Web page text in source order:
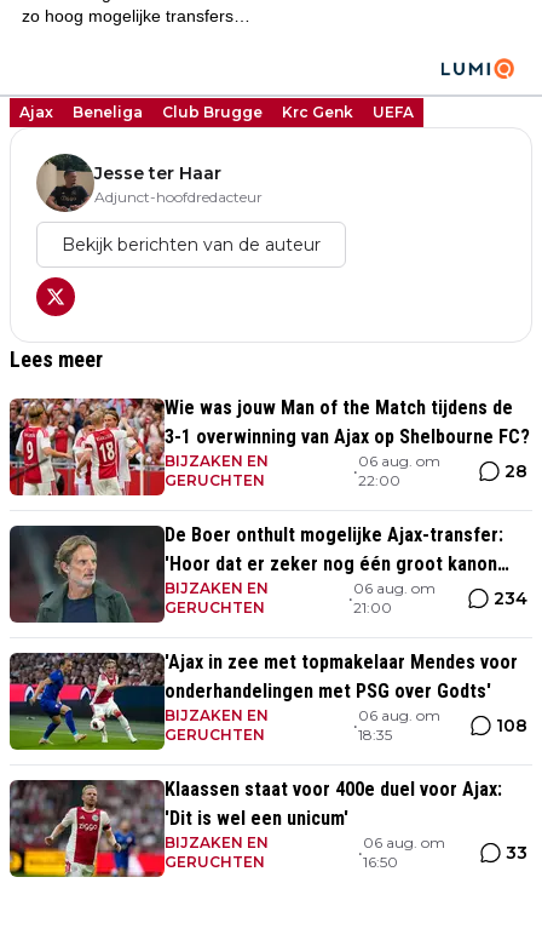
Ajax Beneliga Club Brugge Krc Genk UEFA
Jesse ter Haar
Adjunct-hoofdredacteur
Bekijk berichten van de auteur
Lees meer
Wie was jouw Man of the Match tijdens de
3-1 overwinning van Ajax op Shelbourne FC?
BIJZAKEN EN
GERUCHTEN
•
06 aug. om
22:00
28
De Boer onthult mogelijke Ajax-transfer:
'Hoor dat er zeker nog één groot kanon
aankomt'
BIJZAKEN EN
GERUCHTEN
•
06 aug. om
21:00
234
'Ajax in zee met topmakelaar Mendes voor
onderhandelingen met PSG over Godts'
BIJZAKEN EN
GERUCHTEN
•
06 aug. om
18:35
108
Klaassen staat voor 400e duel voor Ajax:
'Dit is wel een unicum'
BIJZAKEN EN
GERUCHTEN
•
06 aug. om
16:50
33